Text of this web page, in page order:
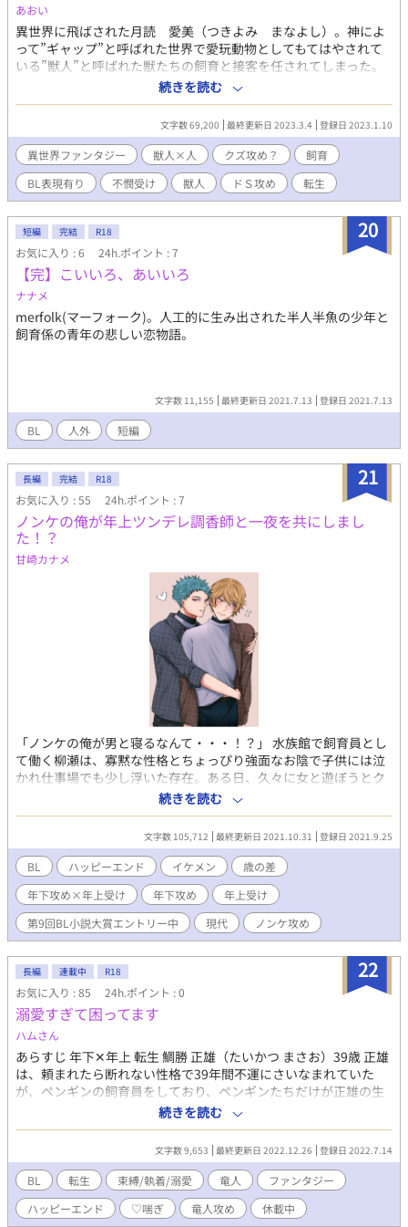
あおい
異世界に飛ばされた月読 愛美（つきよみ まなよし）。神によ
って”ギャップ”と呼ばれた世界で愛玩動物としてもてはやされて
いる”獣人”と呼ばれた獣たちの飼育と接客を任されてしまった。
この世界に来て１ヶ月。少しずつ慣れてきた愛美（通称マナ）だ
が、慣れないことが１つ。 それは獣人きってのＮｏ．1ではあるが
高額すぎて落札されない、美麗ではあるが最低クズ野郎である虎
の獣人、アリッストの世話をする事。 いつもクズ呼ばわりされ挙
句の果てには”種付け”として行為を迫る絶倫獣人にマナは太刀打
ちが出来ないでいる。 最低クズだが美麗獣人と健気かつどこか闇
を持った眼鏡イケメンの異世界飼育日記が始まる。
続きを読む
文字数 69,200 最終更新日 2023.3.4 登録日 2023.1.10
異世界ファンタジー 獣人×人 クズ攻め？
飼育
BL表現有り
不憫受け 獣人 ドＳ攻め 転生
20
短編 完結 R18
お気に入り : 6 24h.ポイント : 7
【完】こいいろ、あいいろ
ナナメ
merfolk(マーフォーク)。人工的に生み出された半人半魚の少年と
飼育係の青年の悲しい恋物語。
文字数 11,155 最終更新日 2021.7.13 登録日 2021.7.13
BL 人外 短編
21
長編 完結 R18
お気に入り : 55 24h.ポイント : 7
ノンケの俺が年上ツンデレ調香師と一夜を共にしまし
た！？
甘崎カナメ
「ノンケの俺が男と寝るなんて・・・！？」 水族館で飼育員とし
て働く柳瀬は、寡黙な性格とちょっぴり強面なお陰で子供には泣
かれ仕事場でも少し浮いた存在。ある日、久々に女と遊ぼうとク
ラブに行こうとしていると、いつもの香水が無い。仕方なく買い
に行くものの、馴染みの店は閉まっていた。そんな時、どこから
か花のような甘い香りが漂っていることに気づく。その香りが妙
に気になり辺りを探してみると、一軒のパヒュームショップにた
どり着く。 そこには黄金の髪を持つ、無愛想な店員（星川）がい
て＿＿＿ 人間嫌いのノンケ飼育員とツンデレ調香師が描く、素直
になれない大人たちの恋愛模様。
続きを読む
文字数 105,712 最終更新日 2021.10.31 登録日 2021.9.25
BL ハッピーエンド イケメン
歳の差
年下攻め×年上受け
年下攻め
年上受け
第9回BL小説大賞エントリー中
現代 ノンケ攻め
22
長編 連載中 R18
お気に入り : 85 24h.ポイント : 0
溺愛すぎて困ってます
ハムさん
あらすじ 年下‪✕‬年上 転生 鯛勝 正雄（たいかつ まさお）39歳 正雄
は、頼まれたら断れない性格で39年間不運にさいなまれていた
が、ペンギンの飼育員をしており、ペンギンたちだけが正雄の生
きがいだった。 ある日後輩に仕事を頼まれ朝帰りをしたのが運の
尽きだったようで正雄は、その日事故にあって死んでしまった。
意識が薄れていく中､誰かがなにか光ったものを持って自分に押し
付けてくると、視界全体が光に包まれ意識を失った……
続きを読む
文字数 9,653 最終更新日 2022.12.26 登録日 2022.7.14
BL 転生 束縛/執着/溺愛 竜人
ファンタジー
ハッピーエンド
♡喘ぎ 竜人攻め 休載中